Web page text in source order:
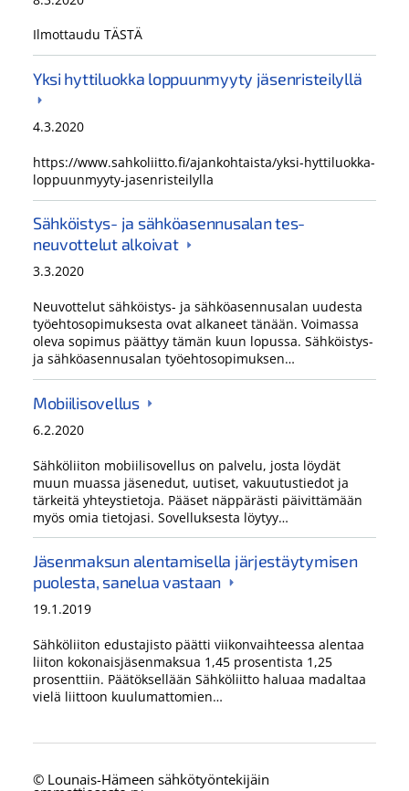
Ilmottaudu TÄSTÄ
Yksi hyttiluokka loppuunmyyty jäsenristeilyllä
4.3.2020
https://www.sahkoliitto.fi/ajankohtaista/yksi-hyttiluokka-
loppuunmyyty-jasenristeilylla
Sähköistys- ja sähköasennusalan tes-
neuvottelut alkoivat
3.3.2020
Neuvottelut sähköistys- ja sähköasennusalan uudesta
työehtosopimuksesta ovat alkaneet tänään. Voimassa
oleva sopimus päättyy tämän kuun lopussa. Sähköistys-
ja sähköasennusalan työehtosopimuksen…
Mobiilisovellus
6.2.2020
Sähköliiton mobiilisovellus on palvelu, josta löydät
muun muassa jäsenedut, uutiset, vakuutustiedot ja
tärkeitä yhteystietoja. Pääset näppärästi päivittämään
myös omia tietojasi. Sovelluksesta löytyy…
Jäsenmaksun alentamisella järjestäytymisen
puolesta, sanelua vastaan
19.1.2019
Sähköliiton edustajisto päätti viikonvaihteessa alentaa
liiton kokonaisjäsenmaksua 1,45 prosentista 1,25
prosenttiin. Päätöksellään Sähköliitto haluaa madaltaa
vielä liittoon kuulumattomien…
© Lounais-Hämeen sähkötyöntekijäin